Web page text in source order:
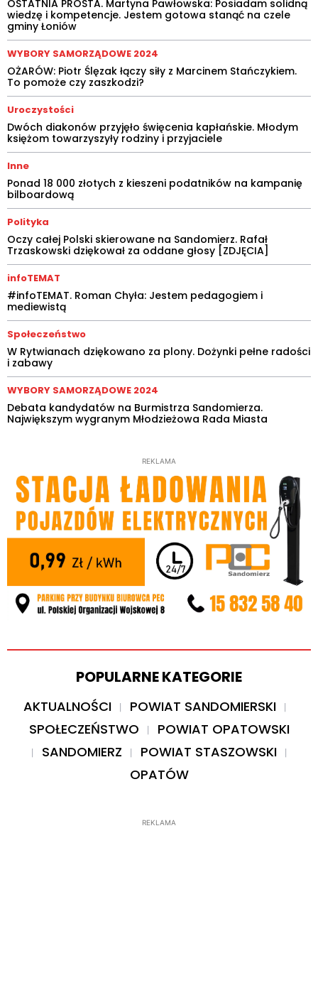
OSTATNIA PROSTA. Martyna Pawłowska: Posiadam solidną
wiedzę i kompetencje. Jestem gotowa stanąć na czele
gminy Łoniów
WYBORY SAMORZĄDOWE 2024
OŻARÓW: Piotr Ślęzak łączy siły z Marcinem Stańczykiem.
To pomoże czy zaszkodzi?
Uroczystości
Dwóch diakonów przyjęło święcenia kapłańskie. Młodym
księżom towarzyszyły rodziny i przyjaciele
Inne
Ponad 18 000 złotych z kieszeni podatników na kampanię
bilboardową
Polityka
Oczy całej Polski skierowane na Sandomierz. Rafał
Trzaskowski dziękował za oddane głosy [ZDJĘCIA]
infoTEMAT
#infoTEMAT. Roman Chyła: Jestem pedagogiem i
mediewistą
Społeczeństwo
W Rytwianach dziękowano za plony. Dożynki pełne radości
i zabawy
WYBORY SAMORZĄDOWE 2024
Debata kandydatów na Burmistrza Sandomierza.
Największym wygranym Młodzieżowa Rada Miasta
REKLAMA
POPULARNE KATEGORIE
AKTUALNOŚCI
POWIAT SANDOMIERSKI
SPOŁECZEŃSTWO
POWIAT OPATOWSKI
SANDOMIERZ
POWIAT STASZOWSKI
OPATÓW
REKLAMA